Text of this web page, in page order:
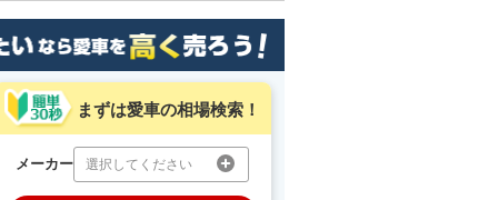
まずは愛車の相場検索！
メーカー 選択してください